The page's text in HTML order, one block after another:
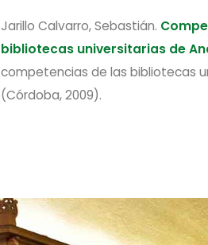
Jarillo Calvarro, Sebastián.
bibliotecas universitarias de
competencias de las bibliotecas
(Córdoba, 2009).